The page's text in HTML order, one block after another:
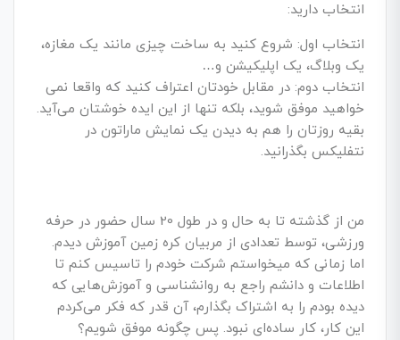
انتخاب دارید:
انتخاب اول: شروع کنید به ساخت چیزی مانند یک مغازه،
یک وبلاگ، یک اپلیکیشن و…
انتخاب دوم: در مقابل خودتان اعتراف کنید که واقعا نمی­‌
خواهید موفق شوید، بلکه تنها از این ایده خوشتان می­‌آید.
بقیه روزتان را هم به دیدن یک نمایش ماراتون در
نتفلیکس بگذرانید.
من از گذشته تا به حال و در طول 20 سال حضور در حرفه
ورزشی، توسط تعدادی از مربیان کره زمین آموزش دیدم.
اما زمانی که می­خواستم شرکت خودم را تاسیس کنم تا
اطلاعات و دانشم راجع به روانشناسی و آموزش­‌هایی که
دیده بودم را به اشتراک بگذارم، آن قدر که فکر می­‌کردم
این کار، کار ساده‌­ای نبود. پس چگونه موفق شویم؟